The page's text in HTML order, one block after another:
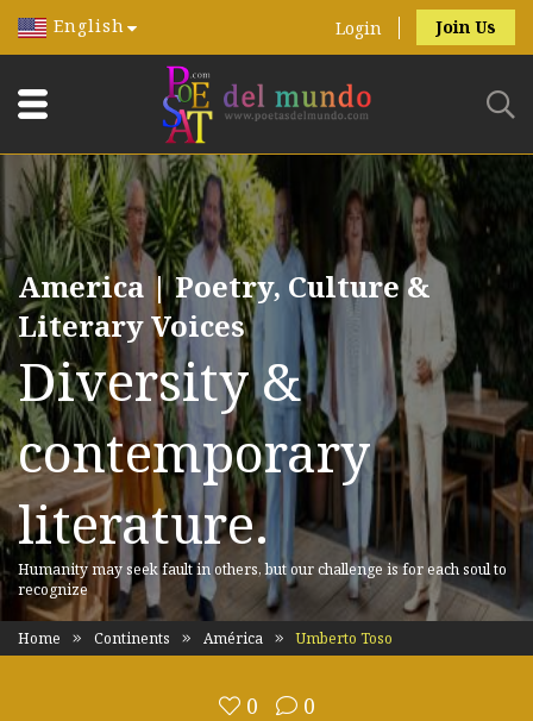
English Login Join Us
America | Poetry, Culture &
Literary Voices
Diversity &
contemporary
literature.
Humanity may seek fault in others, but our challenge is for each soul to
recognize
Home Continents América Umberto Toso
0 0